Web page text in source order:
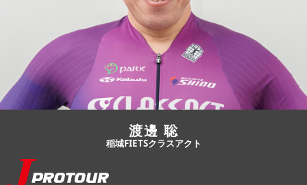
JBCF ROAD SERIESとは
渡邊 聡
稲城FIETSクラスアクト